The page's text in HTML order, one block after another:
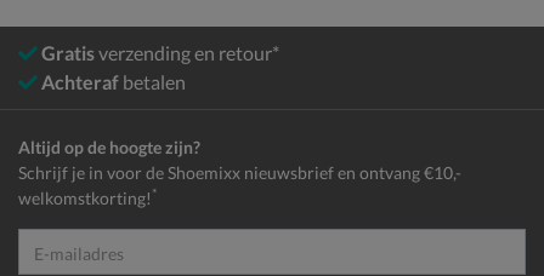
Gratisverzending en retour*
Achteraf betalen
Altijd op de hoogte zijn?
Schrijf je in voor de Shoemixx nieuwsbrief en ontvang €10,-
welkomstkorting! *